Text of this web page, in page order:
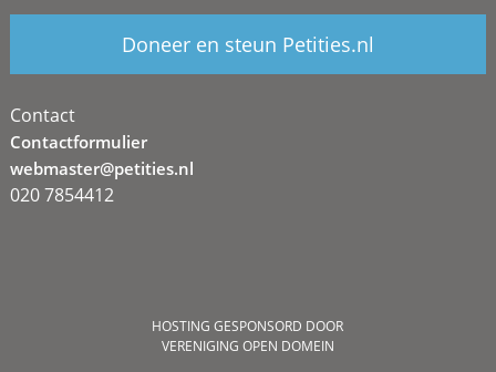
Doneer en steun Petities.nl
Contact
Contactformulier
webmaster@petities.nl
020 7854412
HOSTING GESPONSORD DOOR
VERENIGING OPEN DOMEIN